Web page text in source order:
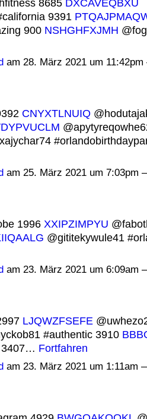
9391
900 NSHGHFXJMH
am 28. März 2021 um
CNYXTLNUIQ
am 25. März 2021 um 7:03pm
1996 XXIPZIMPYU
@gititekywule41
am 23. März 2021 um 6:09am
LJQWZFSEFE
#authentic 3910
3407… Fortfahren
am 23. März 2021 um 1:11am